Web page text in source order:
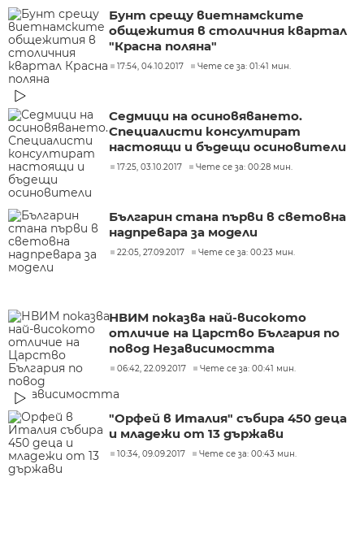
Бунт срещу виетнамските
общежития в столичния квартал
"Красна поляна"
17:54, 04.10.2017 Чете се за: 01:41 мин.
Седмици на осиновяването.
Специалисти консултират
настоящи и бъдещи осиновители
17:25, 03.10.2017 Чете се за: 00:28 мин.
Българин стана първи в световна
надпревара за модели
22:05, 27.09.2017 Чете се за: 00:23 мин.
НВИМ показва най-високото
отличие на Царство България по
повод Независимостта
06:42, 22.09.2017 Чете се за: 00:41 мин.
"Орфей в Италия" събира 450 деца
и младежи от 13 държави
10:34, 09.09.2017 Чете се за: 00:43 мин.